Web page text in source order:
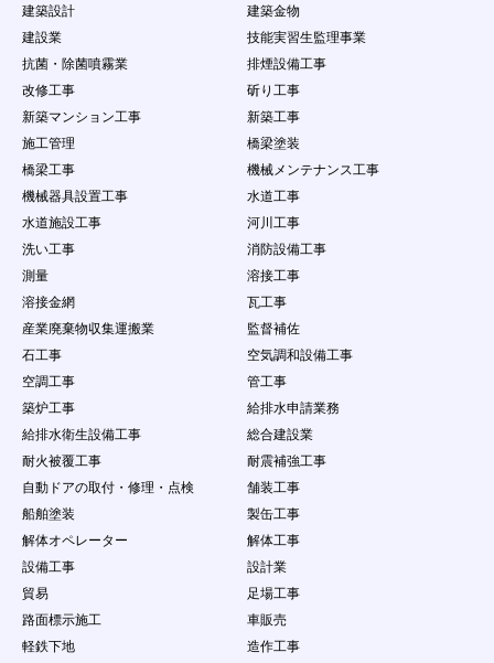
た場合、会員に通知することなく、当社は該当する
内容のデータを削除することができ、また、禁止行
とができるものとします。ただし、当社は、当該デ
ータ等を掲載停止又は削除する義務を負うものでは
なく、データの削除及び利用制限等の処分につきま
しては当社の説明の義務を負わないものとします。
（２）
法律・規則・条例等の制定法に反する行為
（３）
第三者の個人情報を公開する行為
（４）
公序良俗に反する行為やコンテンツ閲覧者に
（５）
会員以外の自然人・法人・団体・組織等の第
（６）
虚偽の情報をコンテンツに掲載し、コンテン
ツ閲覧者を欺く行為
三者の名誉や社会的信用を棄損したり、不快
感や精神的な損害を与える行為
（８）
コンテンツ閲覧者を含む会員以外の自然人・
法人・団体・組織等の第三者の個人情報の収
（９）
本サービスで得た情報を、本サービスの利用
目的の範囲を超えて第三者に譲渡すること、
又は営業を目的とした情報提供活動をするこ
と（営利を目的とした情報提供等の行為）
（１１）
会員ＩＤ・パスワードを故意に第三者に公開
する行為
（１２）
会員情報・案件情報などを悪意ある行為をす
建築設計
建築金物
建設業
技能実習生監理事業
抗菌・除菌噴霧業
排煙設備工事
改修工事
斫り工事
新築マンション工事
新築工事
施工管理
橋梁塗装
橋梁工事
機械メンテナンス工事
機械器具設置工事
水道工事
水道施設工事
河川工事
洗い工事
消防設備工事
測量
溶接工事
溶接金網
瓦工事
産業廃棄物収集運搬業
監督補佐
石工事
空気調和設備工事
空調工事
管工事
築炉工事
給排水申請業務
給排水衛生設備工事
総合建設業
耐火被覆工事
耐震補強工事
自動ドアの取付・修理・点検
舗装工事
船舶塗装
製缶工事
解体オペレーター
解体工事
設備工事
設計業
貿易
足場工事
路面標示施工
車販売
軽鉄下地
造作工事